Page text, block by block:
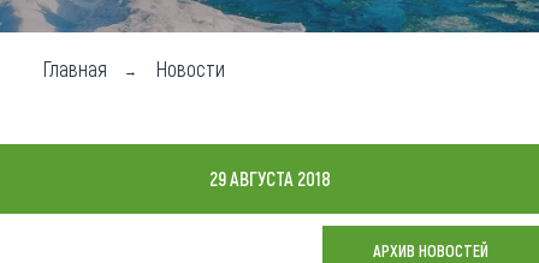
Чем заняться
Где остановиться
Главная Новости
29 АВГУСТА 2018
АРХИВ НОВОСТЕЙ